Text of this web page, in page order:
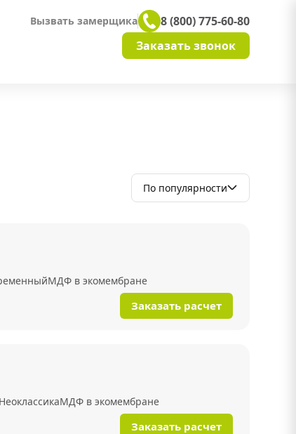
Вызвать замерщика
8 (800) 775-60-80
Заказать звонок
По популярности
МДФ в экомембране
Заказать расчет
НеоклассикаМДФ в экомембране
Заказать расчет